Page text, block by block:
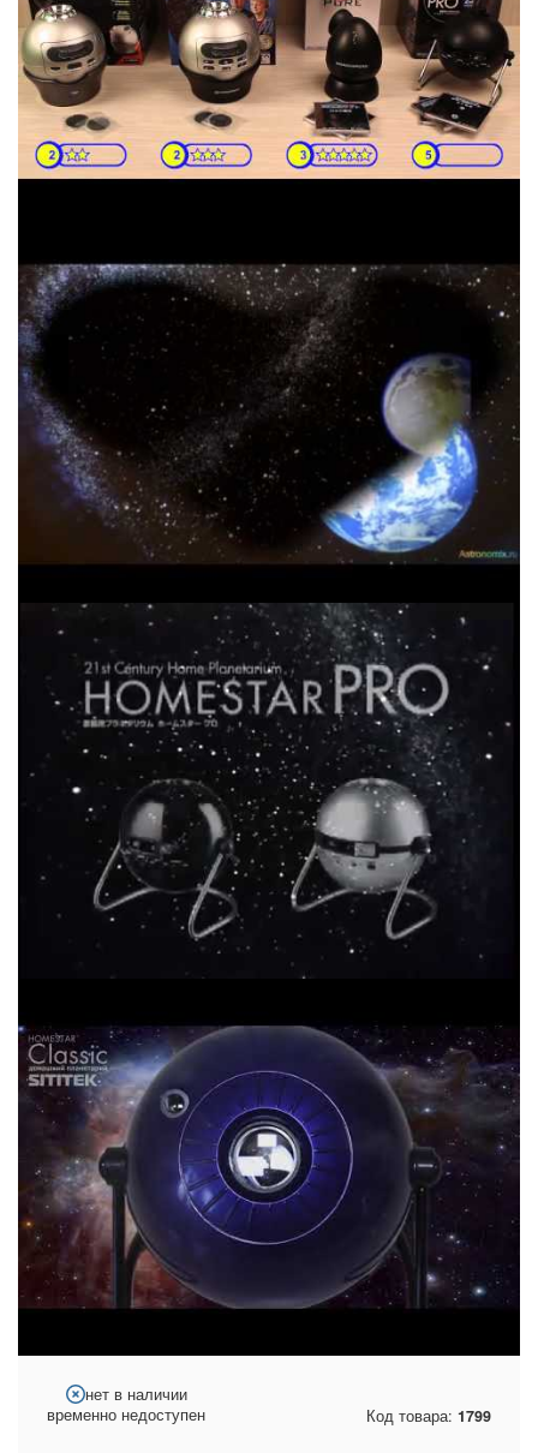
нет в наличии
временно недоступен
Код товара: 1799